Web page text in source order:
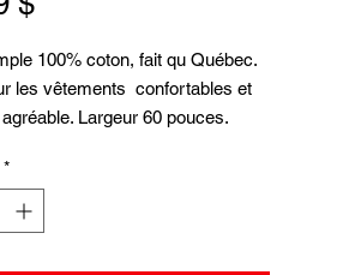
100% coton, fait qu Québec.
les vêtements confortables et
Largeur 60 pouces.
*